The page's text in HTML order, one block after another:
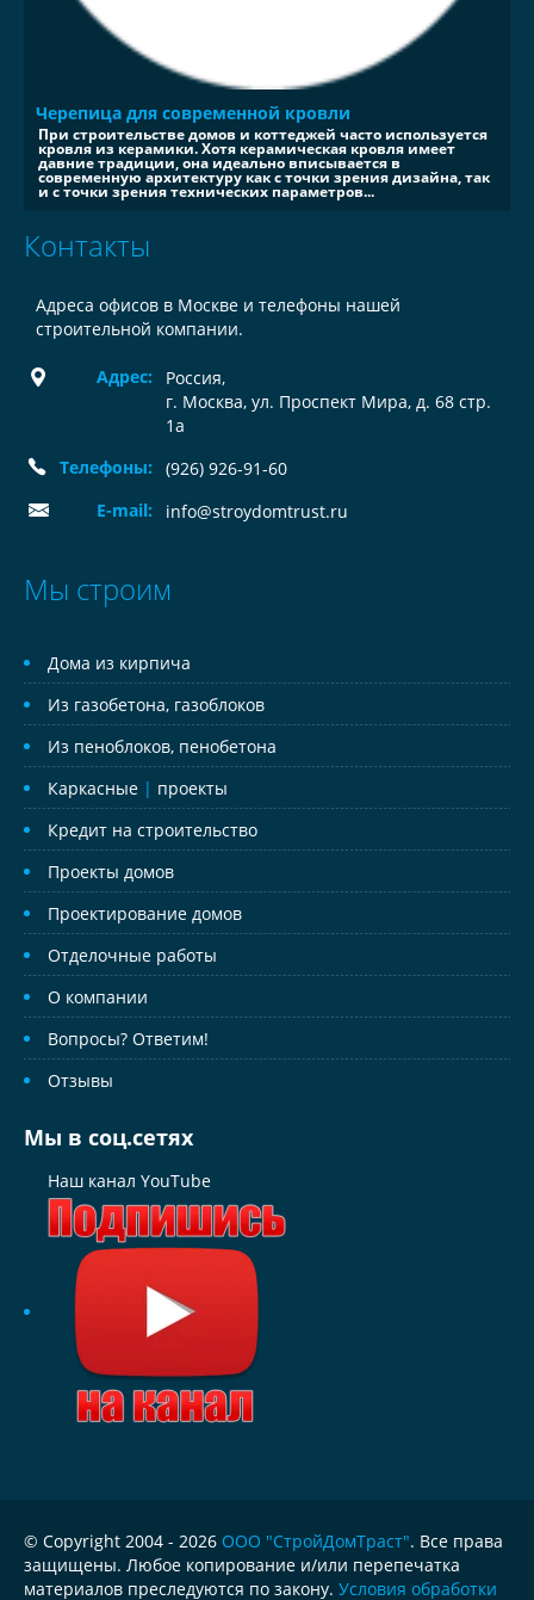
Черепица для современной кровли
При строительстве домов и коттеджей часто используется
кровля из керамики. Хотя керамическая кровля имеет
давние традиции, она идеально вписывается в
современную архитектуру как с точки зрения дизайна, так
и с точки зрения технических параметров...
Контакты
Адреса офисов в Москве и телефоны нашей
строительной компании.
Адрес: Россия,
г. Москва, ул. Проспект Мира, д. 68 стр.
1а
Телефоны:
(926) 926-91-60
E-mail:
info@stroydomtrust.ru
Мы строим
Дома из кирпича
Из газобетона, газоблоков
Из пеноблоков, пенобетона
Каркасные | проекты
Кредит на строительство
Проекты домов
Проектирование домов
Отделочные работы
О компании
Вопросы? Ответим!
Отзывы
Мы в соц.сетях
Наш канал YouTube
© Copyright 2004 - 2026 ООО "СтройДомТраст". Все права
защищены. Любое копирование и/или перепечатка
материалов преследуются по закону. Условия обработки